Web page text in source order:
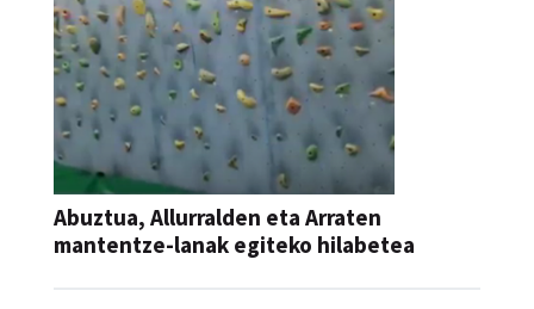
Abuztua, Allurralden eta Arraten
mantentze-lanak egiteko hilabetea